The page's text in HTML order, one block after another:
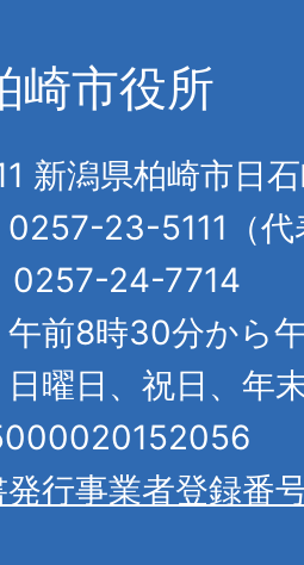
崎市役所
新潟県柏崎市日
0257-23-5111（代
0257-24-7714
午前8時30分から
日曜日、祝日、年
行事業者登録番